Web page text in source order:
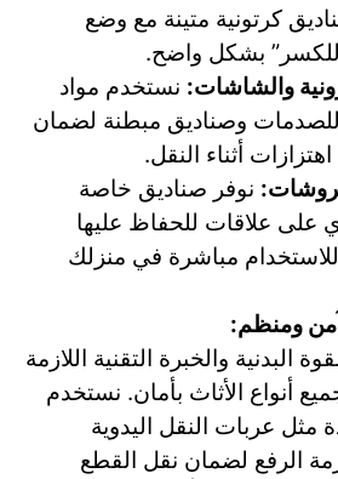
كرتونية متينة مع وضع
للكسر” بشكل واضح.
والشاشات: نستخدم مواد
وصناديق مبطنة لضمان
أثناء النقل.
نوفر صناديق خاصة
على علاقات للحفاظ عليها
مباشرة في منزلك
ومنظم:
البدنية والخبرة التقنية اللازمة
أنواع الأثاث بأمان. نستخدم
عربات النقل اليدوية
الرفع لضمان نقل القطع